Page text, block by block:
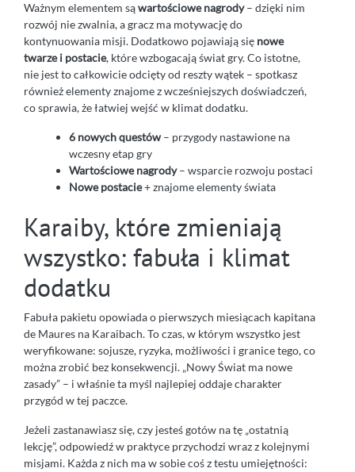
Ważnym elementem sąwartościowe nagrody– dzięki nim
rozwój nie zwalnia, a gracz ma motywację do
kontynuowania misji. Dodatkowo pojawiają się nowe
twarze i postacie, które wzbogacają świat gry. Co istotne,
nie jest to całkowicie odcięty od reszty wątek – spotkasz
również elementy znajome z wcześniejszych doświadczeń,
co sprawia, że łatwiej wejść w klimat dodatku.
6 nowych questów– przygody nastawione na
wczesny etap gry
Wartościowe nagrody– wsparcie rozwoju postaci
Nowe postacie+ znajome elementy świata
Karaiby, które zmieniają
wszystko: fabuła i klimat
dodatku
Fabuła pakietu opowiada o pierwszych miesiącach kapitana
de Maures na Karaibach. To czas, w którym wszystko jest
weryfikowane: sojusze, ryzyka, możliwości i granice tego, co
można zrobić bez konsekwencji. „Nowy Świat ma nowe
zasady” – i właśnie ta myśl najlepiej oddaje charakter
przygód w tej paczce.
Jeżeli zastanawiasz się, czy jesteś gotów na tę „ostatnią
lekcję”, odpowiedź w praktyce przychodzi wraz z kolejnymi
misjami. Każda z nich ma w sobie coś z testu umiejętności: